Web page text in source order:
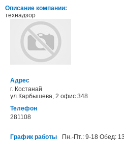
Описание компании:
технадзор
Адрес
г. Костанай
ул.Карбышева, 2 офис 348
Телефон
281108
График работы Пн.-Пт.: 9-18 Обед: